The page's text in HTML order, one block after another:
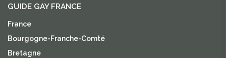
GUIDE GAY FRANCE
France
Bourgogne-Franche-Comté
Bretagne